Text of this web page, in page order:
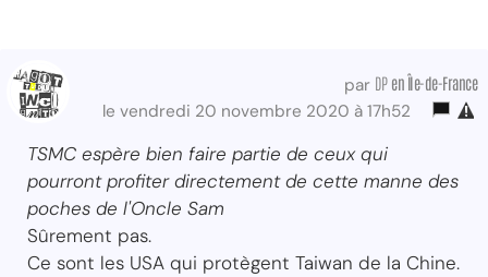
par DP en Île-de-France
le vendredi 20 novembre 2020 à 17h52
TSMC espère bien faire partie de ceux qui
pourront profiter directement de cette manne des
poches de l'Oncle Sam
Sûrement pas.
Ce sont les USA qui protègent Taiwan de la Chine.